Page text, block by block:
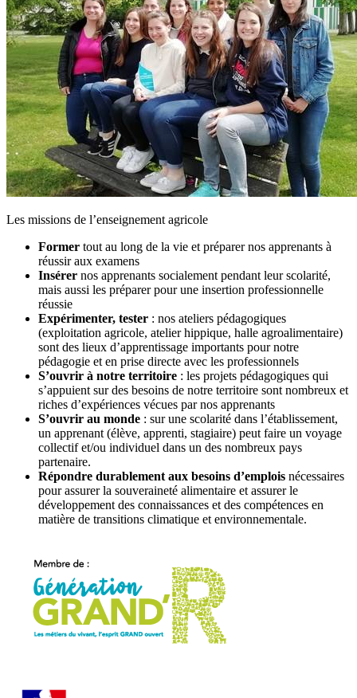
Les missions de l’enseignement agricole
Former tout au long de la vie et préparer nos apprenants à
réussir aux examens
Insérer nos apprenants socialement pendant leur scolarité,
mais aussi les préparer pour une insertion professionnelle
réussie
Expérimenter, tester : nos ateliers pédagogiques
(exploitation agricole, atelier hippique, halle agroalimentaire)
sont des lieux d’apprentissage importants pour notre
pédagogie et en prise directe avec les professionnels
S’ouvrir à notre territoire : les projets pédagogiques qui
s’appuient sur des besoins de notre territoire sont nombreux et
riches d’expériences vécues par nos apprenants
S’ouvrir au monde : sur une scolarité dans l’établissement,
un apprenant (élève, apprenti, stagiaire) peut faire un voyage
collectif et/ou individuel dans un des nombreux pays
partenaire.
Répondre durablement aux besoins d’emplois nécessaires
pour assurer la souveraineté alimentaire et assurer le
développement des connaissances et des compétences en
matière de transitions climatique et environnementale.